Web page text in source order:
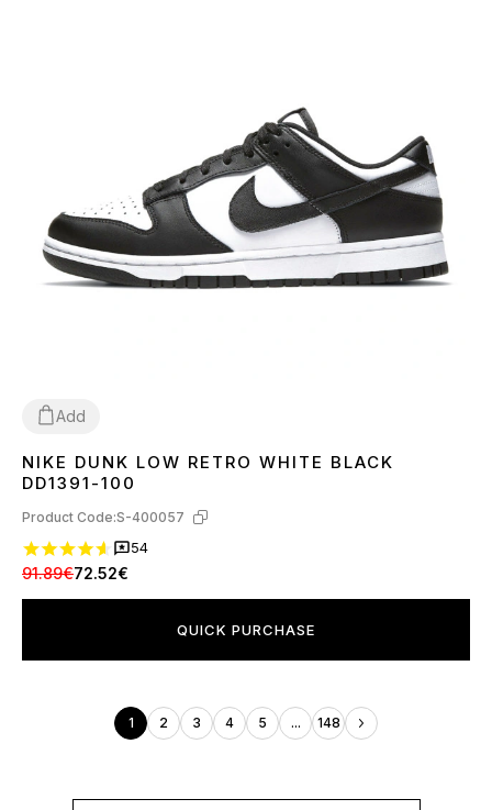
Add
3637 383940 4142 43 4445
NIKE DUNK LOW RETRO WHITE BLACK
DD1391-100
Product Code:S-400057
54
91.89€72.52€
QUICK PURCHASE
1 2 3 4 5 ... 148